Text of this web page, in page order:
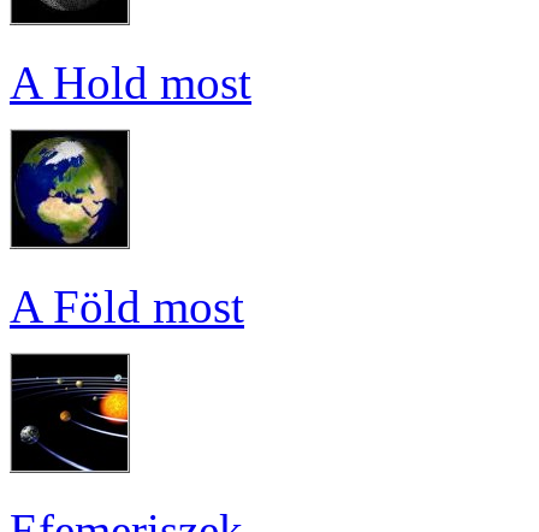
A Hold most
A Föld most